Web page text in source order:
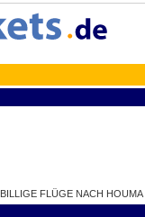
BILLIGE FLÜGE NACH